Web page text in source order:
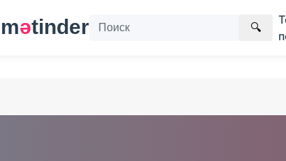
mәtinder 🔍